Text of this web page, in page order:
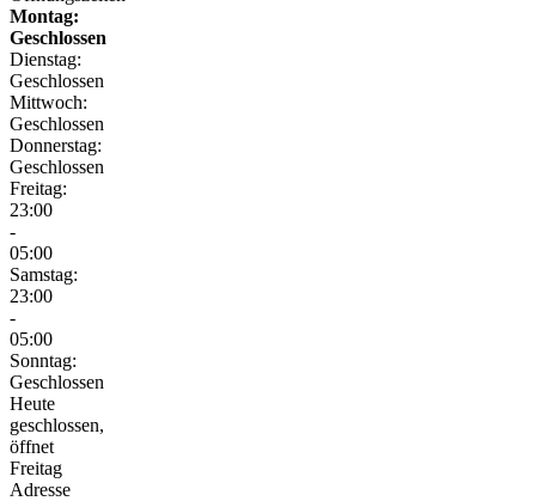
Montag:
Geschlossen
Dienstag:
Geschlossen
Mittwoch:
Geschlossen
Donnerstag:
Geschlossen
Freitag:
23:00
-
05:00
Samstag:
23:00
-
05:00
Sonntag:
Geschlossen
Heute
geschlossen,
öffnet
Freitag
Adresse